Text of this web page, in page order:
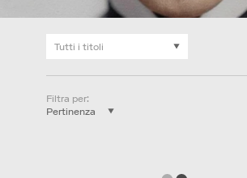
Filtra per: